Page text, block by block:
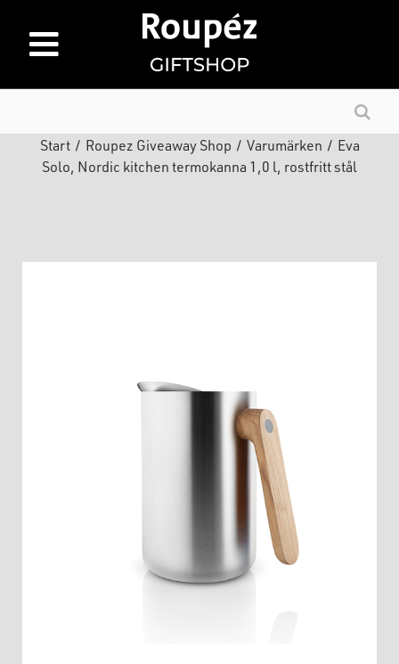
Start / Roupez Giveaway Shop / Varumärken / Eva
Solo, Nordic kitchen termokanna 1,0 l, rostfritt stål